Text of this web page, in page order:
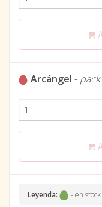
Arcángel -
Leyenda: - en